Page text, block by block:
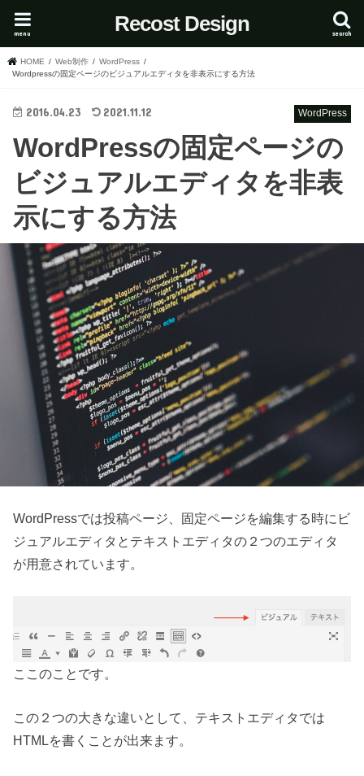
Recost Design search
menu
HOME Web制作
WordPress
Wordpressの固定ページのビジュアルエディタを非表示にする方法
WordPress
2016.04.23 2021.11.12
WordPressの固定ページの
ビジュアルエディタを非表
示にする方法
WordPressでは投稿ページ、固定ページを編集する時にビ
ジュアルエディタとテキストエディタの２つのエディタ
が用意されています。
ここのことです。
この２つの大きな違いとして、テキストエディタでは
HTMLを書くことが出来ます。